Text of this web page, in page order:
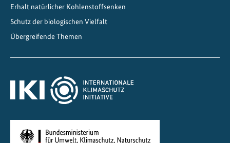
a
e
i
Erhalt natürlicher Kohlenstoffsenken
Schutz der biologischen Vielfalt
Übergreifende Themen